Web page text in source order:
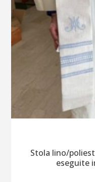
Stola lino/
eseguite